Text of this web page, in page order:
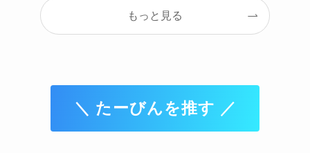
もっと見る
＼ たーびんを推す ／